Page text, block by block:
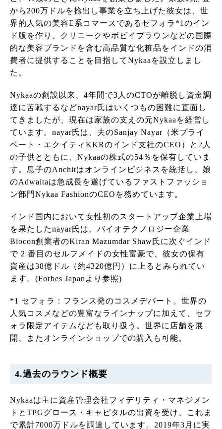
から200万ドルを捻出し事業を立ち上げた彼女は、世
界的人気の美容E系コマースであるセフォラ*1のイン
ド版を作り、クリニークやボビイブラウンなどの国際
的な美容ブランドを含む高品質な化粧品をインドの消
費者に提供することを目指してNykaaを設立しまし
た。
Nykaaの創設以来、4年間で3人のCTOが離脱し資金調
達に苦戦するなどnayar氏はいくつもの困難に直面し
てきましたが、現在は家族の支えの元Nykaaを経営し
ています。nayar氏は、夫のSanjay Nayar（米プライ
ベート・エクイティKKRのインド支社のCEO）と2人
の子供とともに、Nykaaの株式の54％を保有していま
す。息子のAnchitはオンラインビジネスを統括し、娘
のAdwaitaは急成長を遂げているファストファッショ
ン部門Nykaa FashionのCEOを務めています。
インド国内において女性初のスタートアップ企業上場
を果たしたnayar氏は、バイオテクノロジー企業
Biocon創業者のKiran Mazumdar Shaw氏に次ぐインド
で 2 番目のセルフメイドの女性富豪で、彼女の保有
資産は38億ドル（約4320億円）に上るとみられてい
ます。(Forbes Japanより参照)
*1 セフォラ：フランス発のコスメデパート。世界の
人気コスメなどの豊富なラインナップに加えて、セフ
ォラ限定アイテムなども取り扱う。世界に店舗を展
開、またオンラインショップでの購入も可能。
4.過去のラウンド概要
Nykaaは主に資産管理会社フィデリティ・マネジメン
トとTPGグロース・キャピタルの出資を受け、これま
で累計7000万ドルを調達しています。2019年3月に実